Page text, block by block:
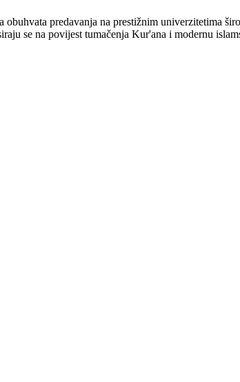
predavanja na prestižnim univerzitetima
se na povijest tumačenja Kur'ana i modernu